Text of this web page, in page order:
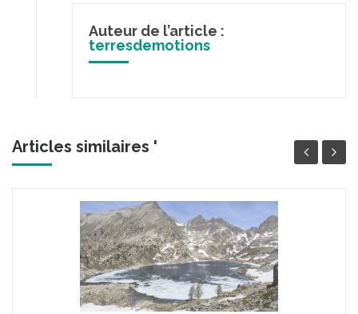
Auteur de l’article :
terresdemotions
Articles similaires '